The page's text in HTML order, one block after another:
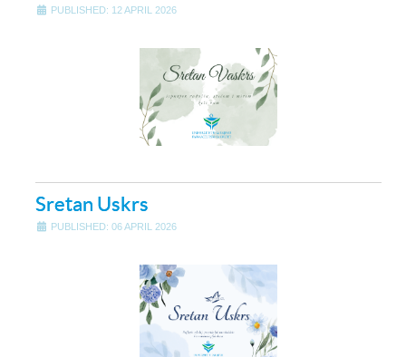
PUBLISHED: 12 APRIL 2026
Sretan Uskrs
PUBLISHED: 06 APRIL 2026